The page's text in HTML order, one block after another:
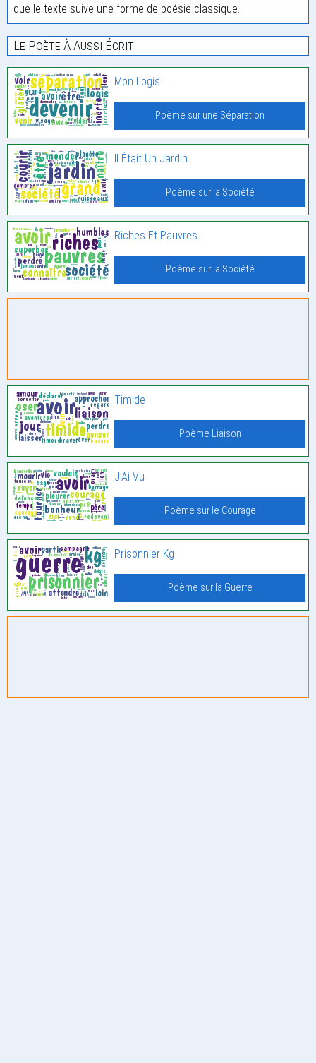
que le texte suive une forme de poésie classique.
Le Poète À Aussi Écrit:
Mon Logis
Poème sur une Séparation
Il Était Un Jardin
Poème sur la Société
Riches Et Pauvres
Poème sur la Société
Timide
Poème Liaison
J’Ai Vu
Poème sur le Courage
Prisonnier Kg
Poème sur la Guerre